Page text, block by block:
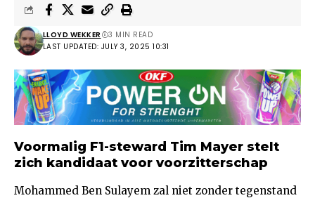
LAST UPDATED: JULY 3, 2025 10:31
LLOYD WEKKER 3 MIN READ
Voormalig F1-steward Tim Mayer stelt
zich kandidaat voor voorzitterschap
Mohammed Ben Sulayem zal niet zonder tegenstand